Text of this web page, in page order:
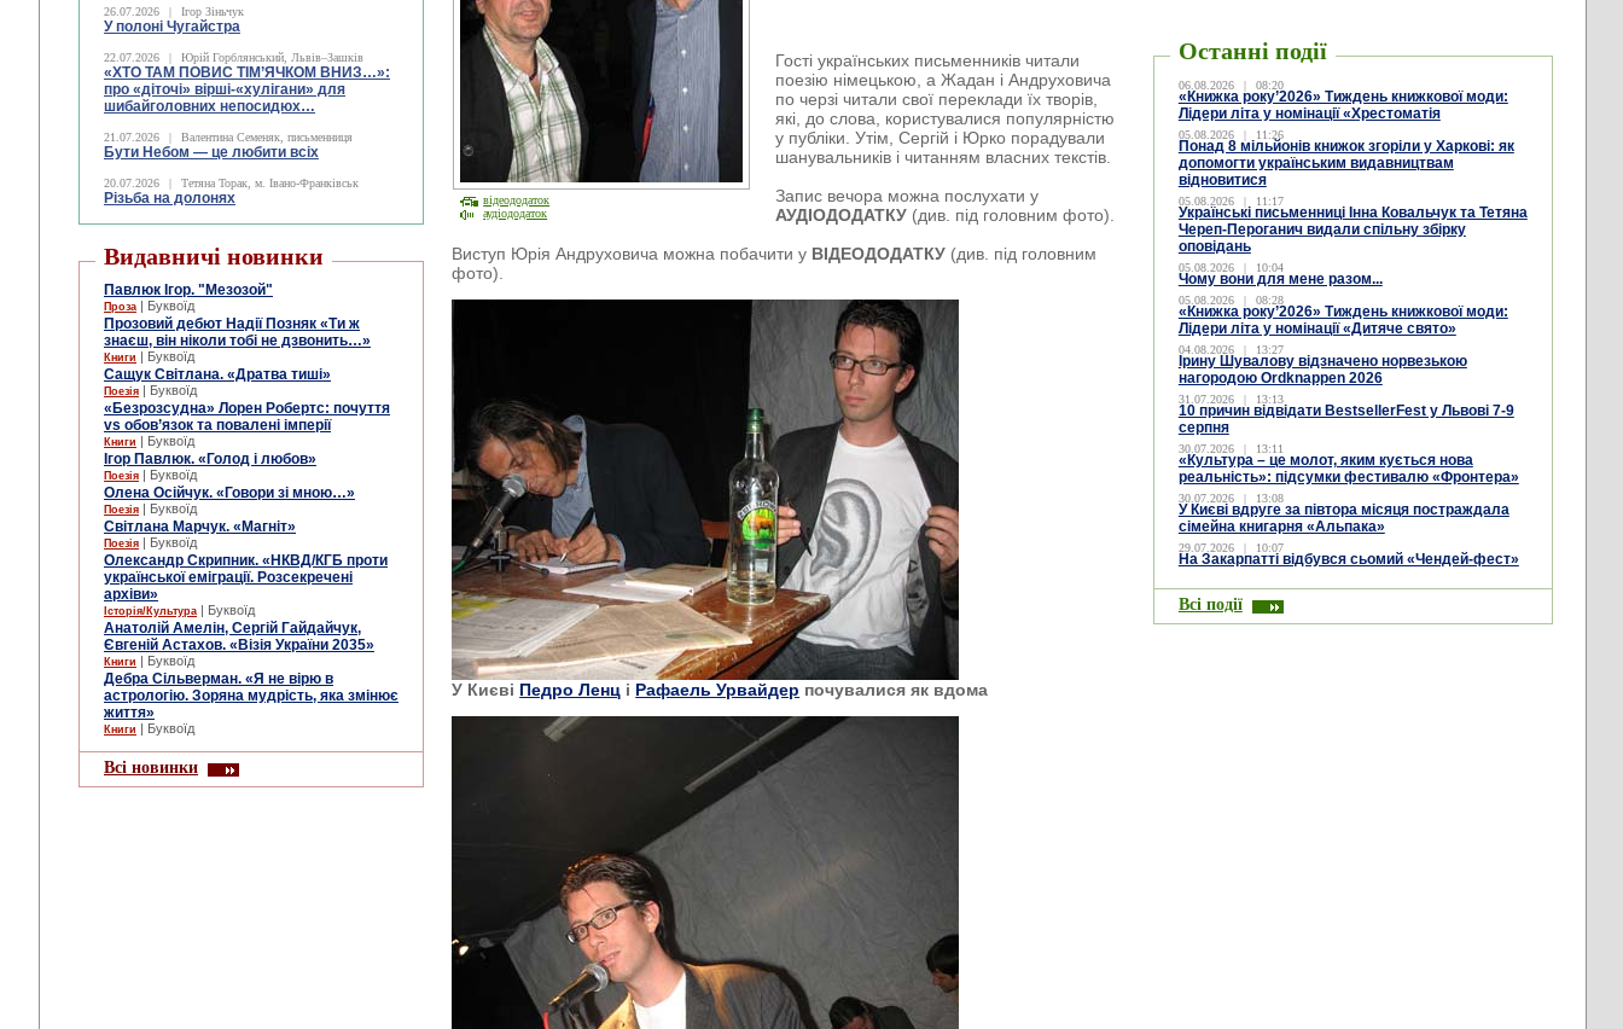
26.07.2026 | Ігор Зіньчук
У полоні Чугайстра
22.07.2026 | Юрій Горблянський, Львів–Зашків
«ХТО ТАМ ПОВИС ТІМ’ЯЧКОМ ВНИЗ…»:
про «діточі» вірші-«хулігани» для
шибайголовних непосидюх…
21.07.2026 | Валентина Семеняк, письменниця
Бути Небом ― це любити всіх
20.07.2026 | Тетяна Торак, м. Івано-Франківськ
Різьба на долонях
Видавничі новинки
Павлюк Ігор. "Мезозой"
Проза | Буквоїд
Прозовий дебют Надії Позняк «Ти ж
знаєш, він ніколи тобі не дзвонить…»
Книги | Буквоїд
Сащук Світлана. «Дратва тиші»
Поезія | Буквоїд
«Безрозсудна» Лорен Робертс: почуття
vs обов’язок та повалені імперії
Книги | Буквоїд
Ігор Павлюк. «Голод і любов»
Поезія | Буквоїд
Олена Осійчук. «Говори зі мною…»
Поезія | Буквоїд
Світлана Марчук. «Магніт»
Поезія | Буквоїд
Олександр Скрипник. «НКВД/КГБ проти
української еміграції. Розсекречені
архіви»
Історія/Культура | Буквоїд
Анатолій Амелін, Сергій Гайдайчук,
Євгеній Астахов. «Візія України 2035»
Книги | Буквоїд
Дебра Сільверман. «Я не вірю в
астрологію. Зоряна мудрість, яка змінює
життя»
Книги | Буквоїд
Всі новинки
відеододаток
аудіододаток
Гості українських письменників читали
поезію німецькою, а Жадан і Андруховича
по черзі читали свої переклади їх творів,
які, до слова, користувалися популярністю
у публіки. Утім, Сергій і Юрко порадували
шанувальників і читанням власних текстів.
Запис вечора можна послухати у
АУДІОДОДАТКУ (див. під головним фото).
Виступ Юрія Андруховича можна побачити у ВІДЕОДОДАТКУ (див. під головним
фото).
У Києві Педро Ленц і Рафаель Урвайдер почувалися як вдома
Останні події
06.08.2026 | 08:20
«Книжка року’2026» Тиждень книжкової моди:
Лідери літа у номінації «Хрестоматія
05.08.2026 | 11:26
Понад 8 мільйонів книжок згоріли у Харкові: як
допомогти українським видавництвам
відновитися
05.08.2026 | 11:17
Українські письменниці Інна Ковальчук та Тетяна
Череп-Пероганич видали спільну збірку
оповідань
05.08.2026 | 10:04
Чому вони для мене разом...
05.08.2026 | 08:28
«Книжка року’2026» Тиждень книжкової моди:
Лідери літа у номінації «Дитяче свято»
04.08.2026 | 13:27
Ірину Шувалову відзначено норвезькою
нагородою Ordknappen 2026
31.07.2026 | 13:13
10 причин відвідати BestsellerFest у Львові 7-9
серпня
30.07.2026 | 13:11
«Культура – це молот, яким кується нова
реальність»: підсумки фестивалю «Фронтера»
30.07.2026 | 13:08
У Києві вдруге за півтора місяця постраждала
сімейна книгарня «Альпака»
29.07.2026 | 10:07
На Закарпатті відбувся сьомий «Чендей-фест»
Всі події